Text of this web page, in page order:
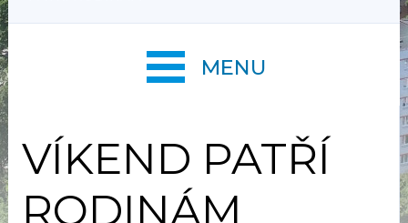
VÍKEND PATŘÍ
RODINÁM
MENU